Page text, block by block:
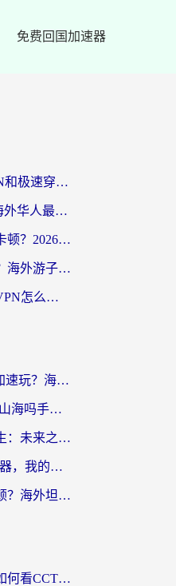
免费回国加速器
海外党必看：ChickCN和极速穿梭VPN好用吗？3招教你选对回国加速器无缝刷国内资源
斧牛和light哪个好？海外华人最关心的回国加速器选择难题，一篇讲透
在国外怎么用虎牙不卡顿？2026海外华人亲测有效的回国加速器选择指南
斧牛和加速喵好用吗？海外游子的真实选择困境
马来西亚留学生回国VPN怎么选？3个避坑点+1款实测好用的加速器推荐
Sky光·遇在国外怎么加速玩？海外党亲测有效的国服游戏加速指南
在欧洲能玩天下-异兽山海吗手游？海外玩家的加速器生存指南
在欧洲怎么打绝地求生：未来之役不卡？留学生亲测的加速器避坑指南
人在美国玩BanG加速器，我的延迟终于绿了
海外玩坦克世界总卡顿？海外坦克世界加速器有哪些？实测好用的选择在这里
海外党亲测：在海外如何看CCTV？告别“仅限大陆播放”的实用指南